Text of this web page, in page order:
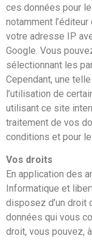
ces données pour
notamment
votre adresse IP
Google. Vous
sélectionnant les
Cependant, une
l’utilisation de
utilisant ce site
traitement de vos
conditions et pour
Vos droits
En application des
Informatique et
disposez d’un droit
données qui vous
droit, vous pouvez,